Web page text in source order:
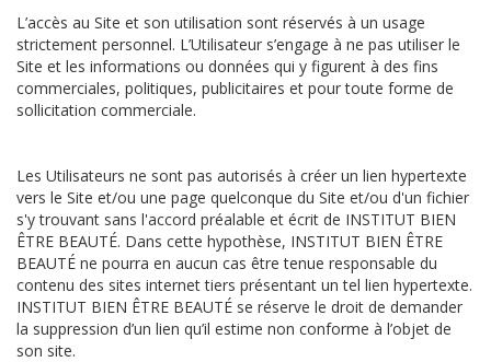
L’accès au Site et son utilisation sont réservés à un usage
strictement personnel. L’Utilisateur s’engage à ne pas utiliser le
Site et les informations ou données qui y figurent à des fins
commerciales, politiques, publicitaires et pour toute forme de
sollicitation commerciale.
Les Utilisateurs ne sont pas autorisés à créer un lien hypertexte
vers le Site et/ou une page quelconque du Site et/ou d'un fichier
s'y trouvant sans l'accord préalable et écrit de INSTITUT BIEN
ÊTRE BEAUTÉ. Dans cette hypothèse, INSTITUT BIEN ÊTRE
BEAUTÉ ne pourra en aucun cas être tenue responsable du
contenu des sites internet tiers présentant un tel lien hypertexte.
INSTITUT BIEN ÊTRE BEAUTÉ se réserve le droit de demander
la suppression d’un lien qu’il estime non conforme à l’objet de
son site.